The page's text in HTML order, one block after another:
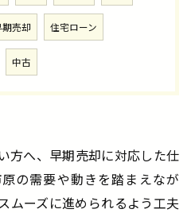
期売却 住宅ローン
中古
方へ、早期売却に対応した仕
の需要や動きを踏まえなが
ムーズに進められるよう工夫